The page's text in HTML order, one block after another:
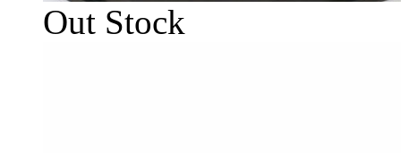
Out Stock